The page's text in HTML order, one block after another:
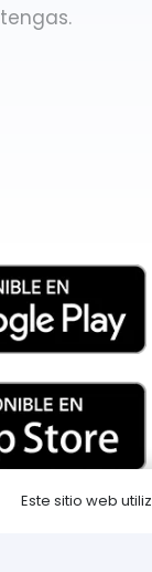
tengas.
Este sitio web